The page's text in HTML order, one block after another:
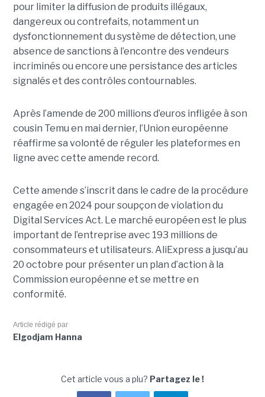
pour limiter la diffusion de produits illégaux,
dangereux ou contrefaits, notamment un
dysfonctionnement du système de détection, une
absence de sanctions à l’encontre des vendeurs
incriminés ou encore une persistance des articles
signalés et des contrôles contournables.
Après l’amende de 200 millions d’euros infligée à son
cousin Temu en mai dernier, l’Union européenne
réaffirme sa volonté de réguler les plateformes en
ligne avec cette amende record.
Cette amende s’inscrit dans le cadre de la procédure
engagée en 2024 pour soupçon de violation du
Digital Services Act. Le marché européen est le plus
important de l’entreprise avec 193 millions de
consommateurs et utilisateurs. AliExpress a jusqu’au
20 octobre pour présenter un plan d’action à la
Commission européenne et se mettre en
conformité.
Article rédigé par
Elgodjam Hanna
Cet article vous a plu? Partagez le !